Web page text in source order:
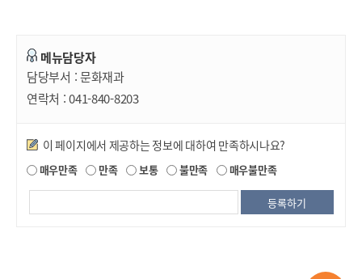
메뉴담당자
담당부서 :문화재과
연락처 :041-840-8203
만족도조사
이 페이지에서 제공하는 정보에 대하여 만족하시나요?
매우만족 만족 보통 불만족 매우불만족